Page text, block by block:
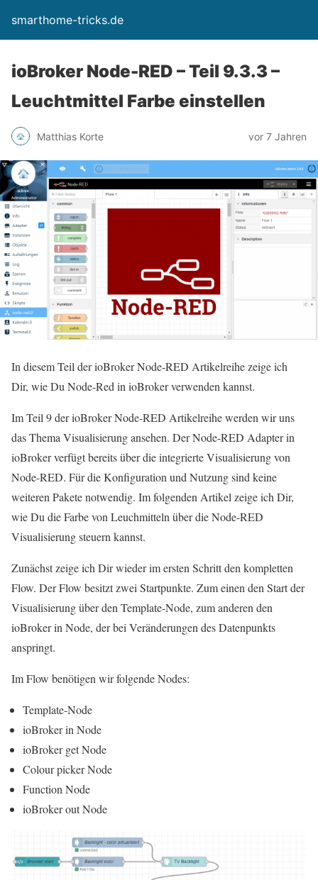
smarthome-tricks.de
ioBroker Node-RED – Teil 9.3.3 –
Leuchtmittel Farbe einstellen
Matthias Korte vor 7 Jahren
In diesem Teil der ioBroker Node-RED Artikelreihe zeige ich
Dir, wie Du Node-Red in ioBroker verwenden kannst.
Im Teil 9 der ioBroker Node-RED Artikelreihe werden wir uns
das Thema Visualisierung ansehen. Der Node-RED Adapter in
ioBroker verfügt bereits über die integrierte Visualisierung von
Node-RED. Für die Konfiguration und Nutzung sind keine
weiteren Pakete notwendig. Im folgenden Artikel zeige ich Dir,
wie Du die Farbe von Leuchmitteln über die Node-RED
Visualisierung steuern kannst.
Zunächst zeige ich Dir wieder im ersten Schritt den kompletten
Flow. Der Flow besitzt zwei Startpunkte. Zum einen den Start der
Visualisierung über den Template-Node, zum anderen den
ioBroker in Node, der bei Veränderungen des Datenpunkts
anspringt.
Im Flow benötigen wir folgende Nodes:
Template-Node
ioBroker in Node
ioBroker get Node
Colour picker Node
Function Node
ioBroker out Node